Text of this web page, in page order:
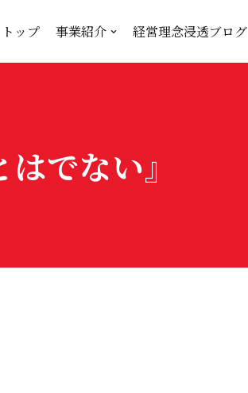
トップ 事業紹介 経営理念浸透ブログ
でない』